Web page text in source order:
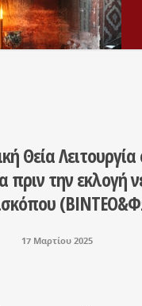
Θεία
πριν την εκλογή
17 Μαρτίου 2025